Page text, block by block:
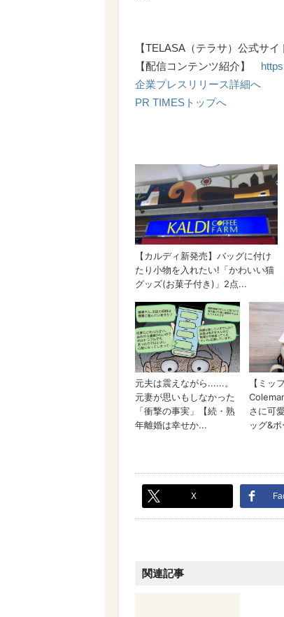
【TELASA（テラサ）公式サ
【配信コンテンツ紹介】
企業プレスリリース詳細へ
PR TIMESトップへ
X
関連記事